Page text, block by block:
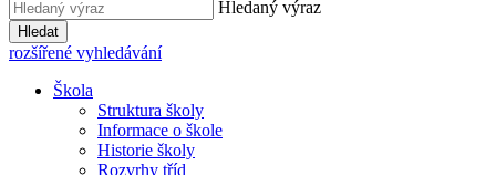
Hledaný výraz
Hledat
rozšířené vyhledávání
Škola
Struktura školy
Informace o škole
Historie školy
Rozvrhy tříd